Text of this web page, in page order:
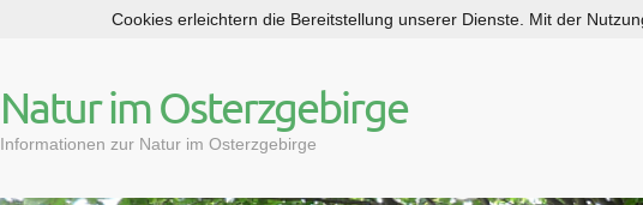
p
t
c
Natur im Osterzgebirge
Informationen zur Natur im Osterzgebirge
Cookies erleichtern die Bereitstellung unserer Dienste. Mit der